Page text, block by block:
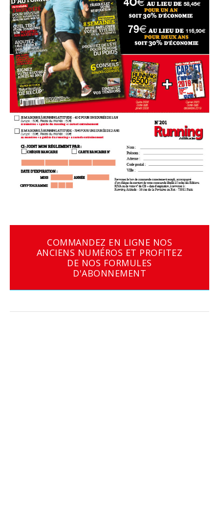
COMMANDEZ EN LIGNE NOS
ANCIENS NUMÉROS ET PROFITEZ
DE NOS FORMULES
D'ABONNEMENT